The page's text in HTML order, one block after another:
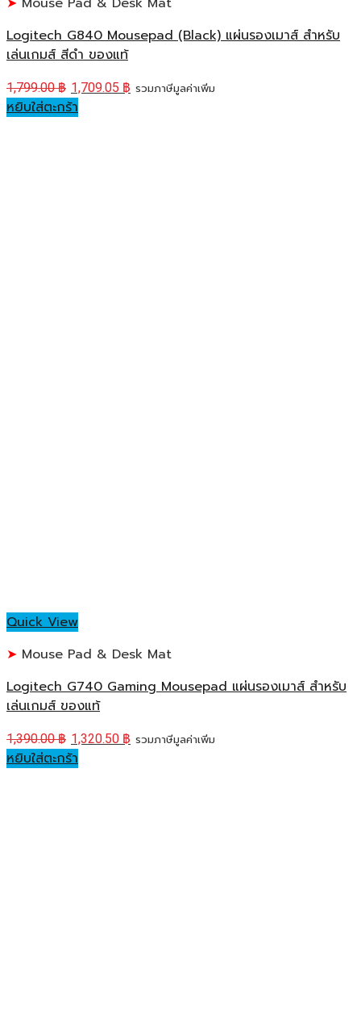
Logitech G840 Mousepad (ฺBlack) แผ่นรองเมาส์ สำหรับ
เล่นเกมส์ สีดำ ของแท้
1,799.00฿ 1,709.05 ฿ รวมภาษีมูลค่าเพิ่ม
หยิบใส่ตะกร้า
Quick View
Mouse Pad & Desk Mat
Logitech G740 Gaming Mousepad แผ่นรองเมาส์ สำหรับ
เล่นเกมส์ ของแท้
1,390.00฿ 1,320.50 ฿ รวมภาษีมูลค่าเพิ่ม
หยิบใส่ตะกร้า